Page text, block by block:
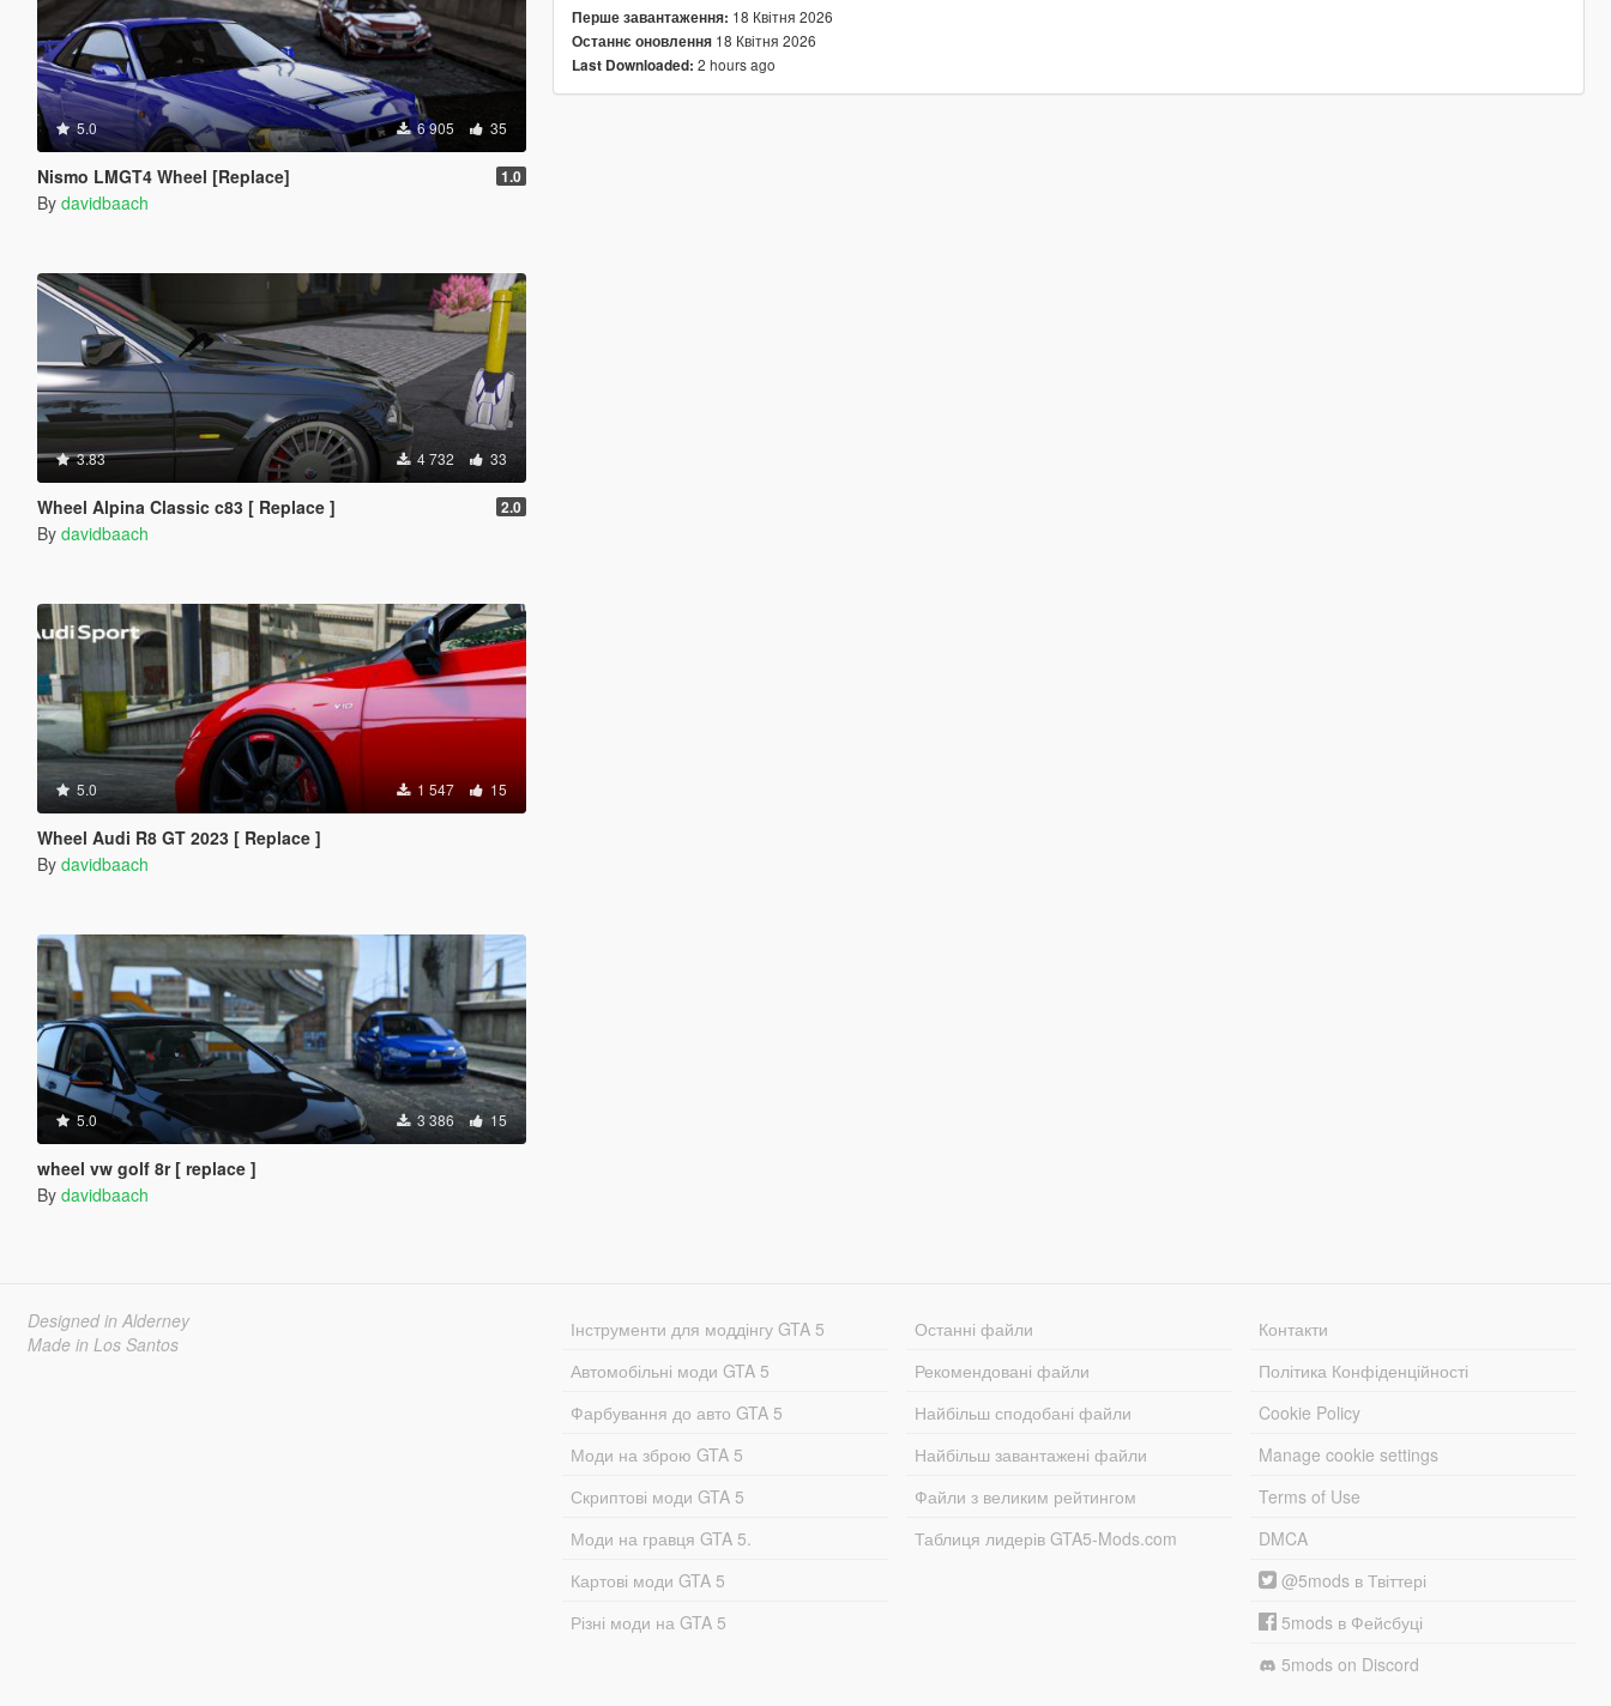
5.0 6 905 35
Nismo LMGT4 Wheel [Replace] 1.0
By davidbaach
3.83 4 732 33
Wheel Alpina Classic c83 [ Replace ] 2.0
By davidbaach
5.0 1 547 15
Wheel Audi R8 GT 2023 [ Replace ]
By davidbaach
5.0 3 386 15
wheel vw golf 8r [ replace ]
By davidbaach
Перше завантаження: 18 Квітня 2026
Останнє оновлення18 Квітня 2026
Last Downloaded: 2 hours ago
Designed in Alderney
Made in Los Santos
Інструменти для моддінгу GTA 5
Автомобільні моди GTA 5
Фарбування до авто GTA 5
Моди на зброю GTA 5
Скриптові моди GTA 5
Моди на гравця GTA 5.
Картові моди GTA 5
Різні моди на GTA 5
Останні файли
Рекомендовані файли
Найбільш сподобані файли
Найбільш завантажені файли
Файли з великим рейтингом
Таблиця лидерів GTA5-Mods.com
Контакти
Політика Конфіденційності
Cookie Policy
Manage cookie settings
Terms of Use
DMCA
@5mods в Твіттері
5mods в Фейсбуці
5mods on Discord